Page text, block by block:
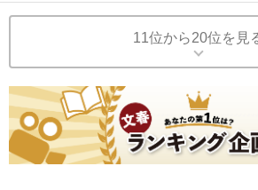
11位から20位を見